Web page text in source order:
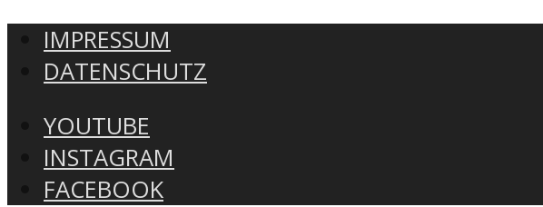
IMPRESSUM
DATENSCHUTZ
YOUTUBE
INSTAGRAM
FACEBOOK